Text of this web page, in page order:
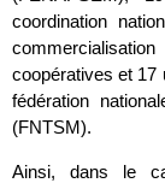
coordination
coopératives et 17
fédération
(FNTSM).
Ainsi, dans le